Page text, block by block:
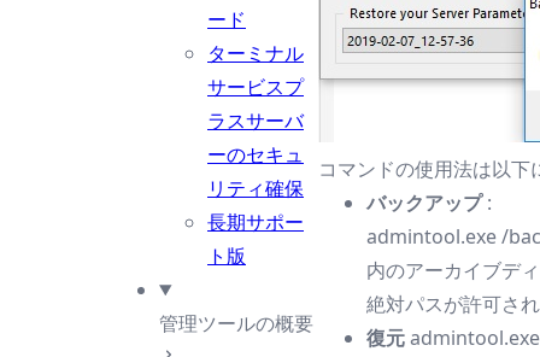
ード
ターミナル
サービスプ
ラスサーバ
ーのセキュ
リティ確保
長期サポー
ト版
管理ツールの概要
コマンドの使用法は以下
バックアップ:
admintool.exe /
内のアーカイブデ
絶対パスが許可さ
復元admintool.exe